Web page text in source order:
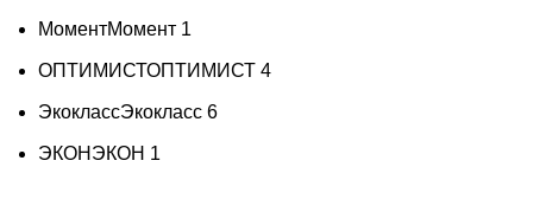
МоментМомент 1
ОПТИМИСТОПТИМИСТ 4
ЭкоклассЭкокласс 6
ЭКОН ЭКОН 1